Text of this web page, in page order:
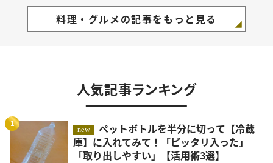
料理・グルメの記事をもっと見る
人気記事ランキング
1
new
ペットボトルを半分に切って【冷蔵
庫】に入れてみて！「ピッタリ入った」
「取り出しやすい」【活用術3選】